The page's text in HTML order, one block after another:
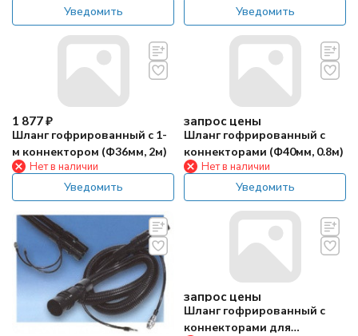
Уведомить Уведомить
1 877₽
Шланг гофрированный с 1-
м коннектором (Ф36мм, 2м)
Нет в наличии
Уведомить
запрос цены
Шланг гофрированный с
коннекторами (Ф40мм, 0.8м)
Нет в наличии
Уведомить
запрос цены
Шланг гофрированный с
коннекторами для